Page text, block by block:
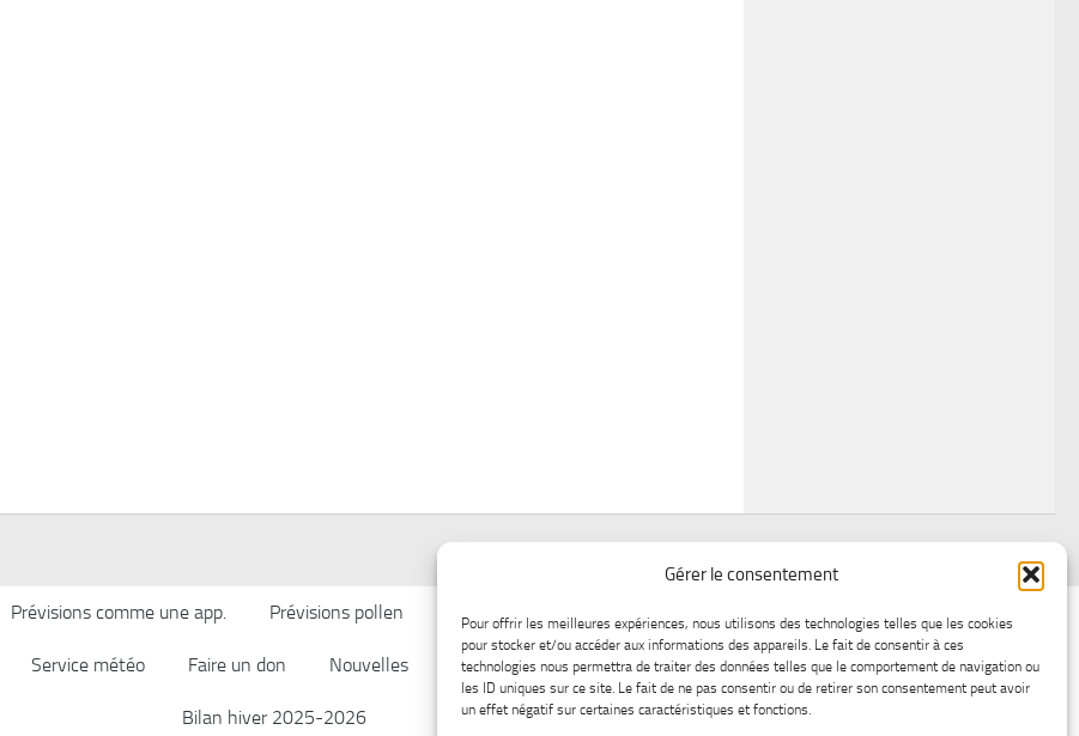
Gérer le consentement
Pour offrir les meilleures expériences, nous utilisons des technologies telles que les cookies
pour stocker et/ou accéder aux informations des appareils. Le fait de consentir à ces
technologies nous permettra de traiter des données telles que le comportement de navigation ou
les ID uniques sur ce site. Le fait de ne pas consentir ou de retirer son consentement peut avoir
un effet négatif sur certaines caractéristiques et fonctions.
Prévisions comme une app. Prévisions pollen
Service météo Faire un don Nouvelles Afficher chez nous Lac-Saint-Jean glace Boutique en ligne
Bilan hiver 2025-2026